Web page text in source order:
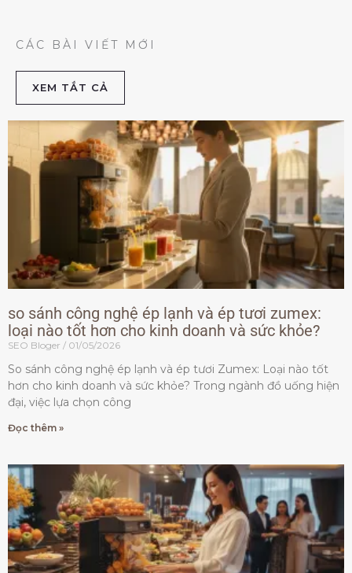
CÁC BÀI VIẾT MỚI
XEM TẮT CẢ
so sánh công nghệ ép lạnh và ép tươi zumex:
loại nào tốt hơn cho kinh doanh và sức khỏe?
SEO Bloger 01/05/2026
So sánh công nghệ ép lạnh và ép tươi Zumex: Loại nào tốt
hơn cho kinh doanh và sức khỏe? Trong ngành đồ uống hiện
đại, việc lựa chọn công
Đọc thêm »